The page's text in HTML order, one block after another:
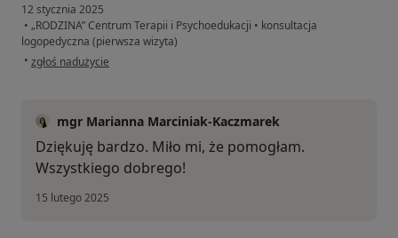
12 stycznia 2025
• „RODZINA” Centrum Terapii i Psychoedukacji • konsultacja
logopedyczna (pierwsza wizyta)
• w opinii użytkownika J. K
zgłoś nadużycie
mgr Marianna Marciniak-Kaczmarek
Dziękuję bardzo. Miło mi, że pomogłam.
Wszystkiego dobrego!
15 lutego 2025